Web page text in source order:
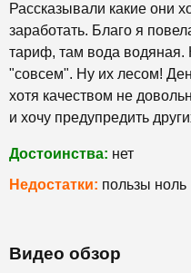
Рассказывали какие они
заработать. Благо я
тариф, там вода водяная.
"совсем". Ну их лесом!
хотя качеством не
и хочу предупредить
Достоинства: нет
Недостатки: пользы ноль
Видео обзор